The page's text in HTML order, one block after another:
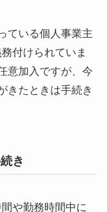
ている個人事業主
付けられていま
意加入ですが、今
きたときは手続き
き
や勤務時間中に